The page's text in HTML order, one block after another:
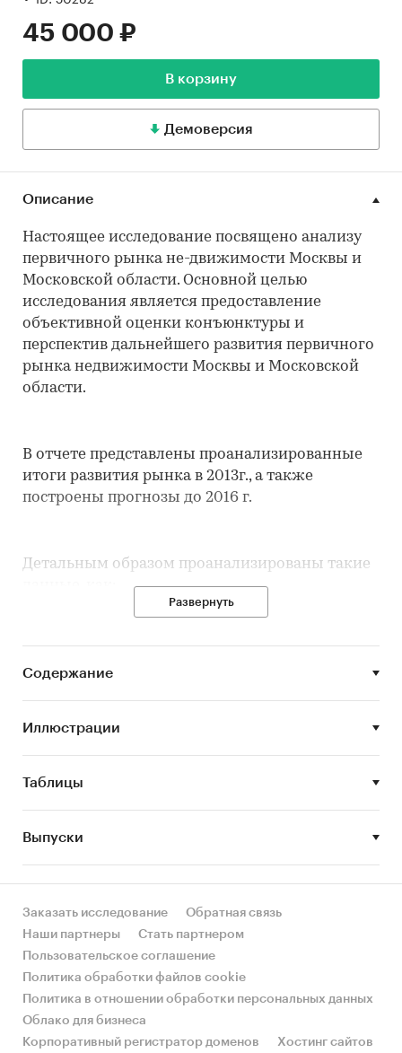
45 000 ₽
В корзину
Демоверсия
Описание
Настоящее исследование посвящено анализу
первичного рынка не-движимости Москвы и
Московской области. Основной целью
исследования является предоставление
объективной оценки конъюнктуры и
перспектив дальнейшего развития первичного
рынка недвижимости Москвы и Московской
области.
В отчете представлены проанализированные
итоги развития рынка в 2013г., а также
построены прогнозы до 2016 г.
Детальным образом проанализированы такие
• Классификация недвижимости
недвижимости
первичном рынке
жилой недвижимости
• Тенденции и перспективы развития
Данное исследование предназначено как для
ряда профессионалов, работающих на рынке
недвижимости, в частности:
Развернуть
Содержание
Иллюстрации
Таблицы
Выпуски
Заказать исследование
Обратная связь
Наши партнеры
Стать партнером
Пользовательское соглашение
Политика обработки файлов cookie
Политика в отношении обработки персональных данных
Облако для бизнеса
Корпоративный регистратор доменов
Хостинг сайтов